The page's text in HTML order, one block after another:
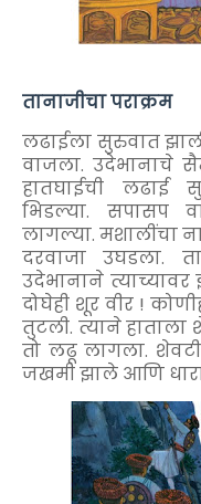
तानाजीचा पराक्रम
लढाईला सुरुवात
वाजला. उदेभानाचे
हातघाईची लढाई
भिडल्या. सपासप
लागल्या. मशालींचा
दरवाजा उघडला.
उदेभानाने
दोघेही शूर वीर !
तुटली. त्याने
तो लढू लागला.
जखमी झाले आणि